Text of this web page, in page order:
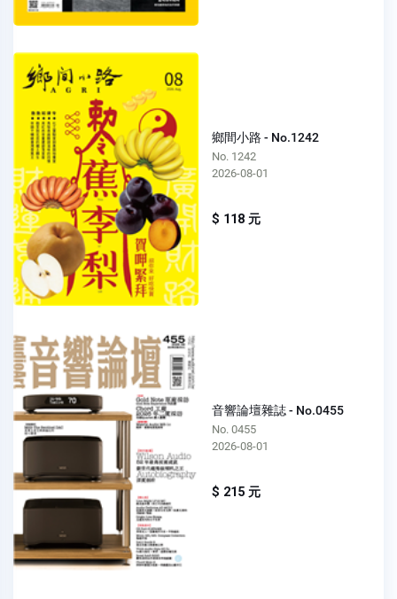
鄉間小路 - No.1242
No. 1242
2026-08-01
$ 118 元
音響論壇雜誌 - No.0455
No. 0455
2026-08-01
$ 215 元